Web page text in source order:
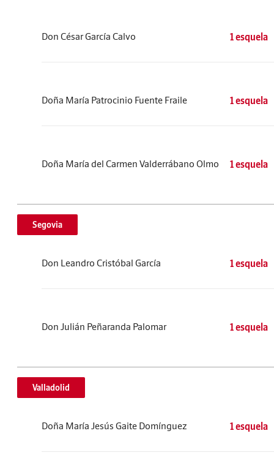
Don César García Calvo 1 esquela
Doña María Patrocinio Fuente Fraile 1 esquela
Doña María del Carmen Valderrábano Olmo 1 esquela
Segovia
Don Leandro Cristóbal García 1 esquela
Don Julián Peñaranda Palomar 1 esquela
Valladolid
Doña María Jesús Gaite Domínguez 1 esquela